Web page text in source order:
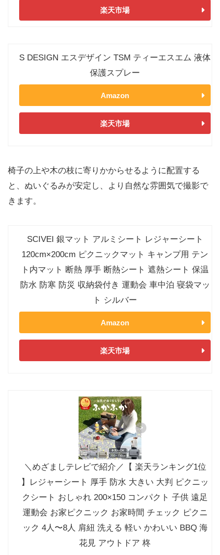
楽天市場
S DESIGN エスデザイン TSM ティーエスエム 液体
保護スプレー
Amazon
楽天市場
椅子の上や木の枝に寄りかからせるように配置する
と、ぬいぐるみが安定し、より自然な雰囲気で撮影で
きます。
SCIVEI 銀マット アルミシート レジャーシート
120cm×200cm ピクニックマット キャンプ用 テン
ト内マット 断熱 厚手 断熱シート 遮熱シート 保温
防水 防寒 防災 収納袋付き 運動会 車中泊 寝袋マッ
ト シルバー
Amazon
楽天市場
＼めざましテレビで紹介／【 楽天ランキング1位
】レジャーシート 厚手 防水 大きい 大判 ピクニッ
クシート おしゃれ 200×150 コンパクト 子供 遠足
運動会 お家ピクニック お家時間 チェック ピクニ
ック 4人〜8人 肩紐 洗える 軽い かわいい BBQ 海
花見 アウトドア 柊